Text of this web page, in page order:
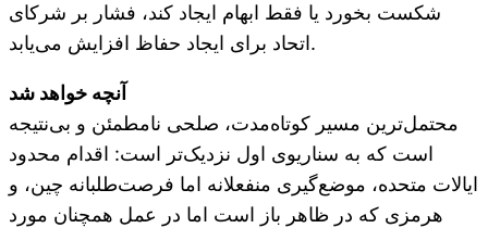
شکست بخورد یا فقط ابهام ایجاد کند، فشار بر شرکای
اتحاد برای ایجاد حفاظ افزایش می‌یابد.
آنچه خواهد شد
محتمل‌ترین مسیر کوتاه‌مدت، صلحی نامطمئن و بی‌نتیجه
است که به سناریوی اول نزدیک‌تر است: اقدام محدود
ایالات متحده، موضع‌گیری منفعلانه اما فرصت‌طلبانه چین، و
هرمزی که در ظاهر باز است اما در عمل همچنان مورد